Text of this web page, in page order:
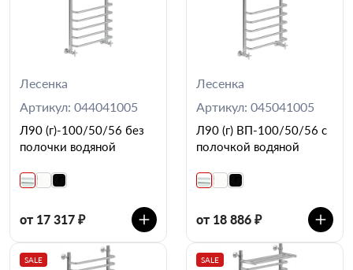
Лесенка
Артикул: 044041005
Л90 (г)-100/50/56 без
полочки водяной
от 17 317 ₽
Лесенка
Артикул: 045041005
Л90 (г) ВП-100/50/56 с
полочкой водяной
от 18 886 ₽
SALE SALE